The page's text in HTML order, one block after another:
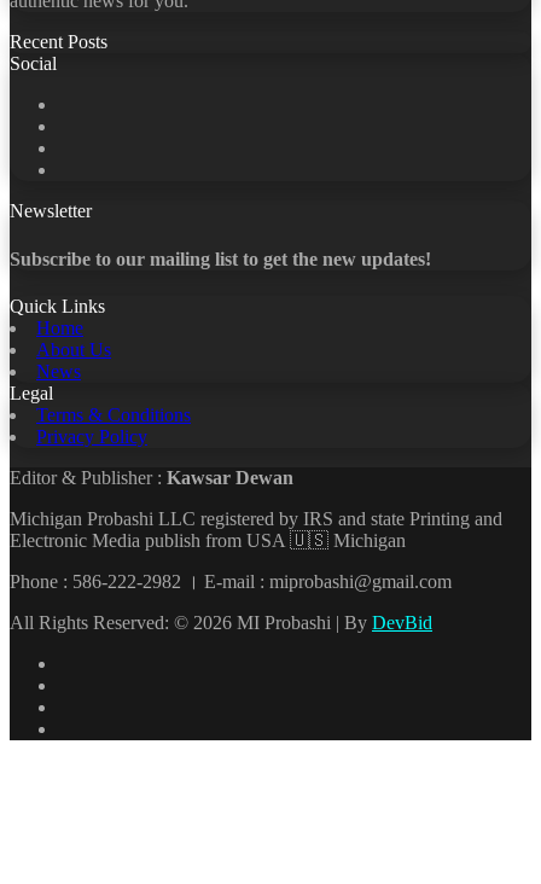
Recent Posts
Social
Newsletter
Subscribe to our mailing list to get the new updates!
Quick Links
Home
About Us
News
Legal
Terms & Conditions
Privacy Policy
Editor & Publisher : Kawsar Dewan
Michigan Probashi LLC registered by IRS and state Printing and
Electronic Media publish from USA 🇺🇸 Michigan
Phone : 586-222-2982 । E-mail : miprobashi@gmail.com
All Rights Reserved: © 2026 MI Probashi | By DevBid